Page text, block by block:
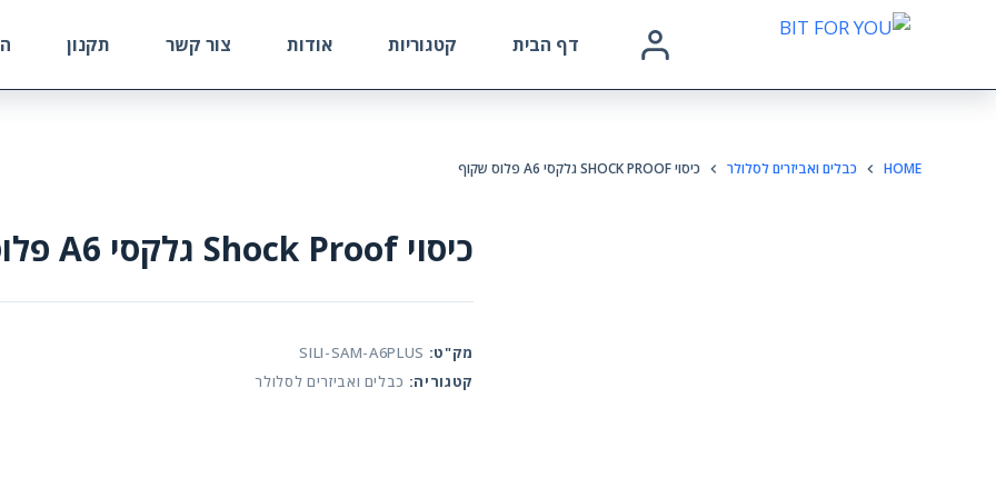
דף הבית קטגוריות אודות צור קשר תקנון
HOME כבלים ואביזרים לסלולר כיסוי SHOCK PROOF גלקסי A6 פלוס שקוף
כיסוי Shock Proof גלקסי A6 פלוס שקוף
מק"ט: SILI-SAM-A6PLUS
קטגוריה: כבלים ואביזרים לסלולר